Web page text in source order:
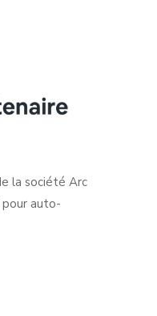
la société Arc
pour auto-